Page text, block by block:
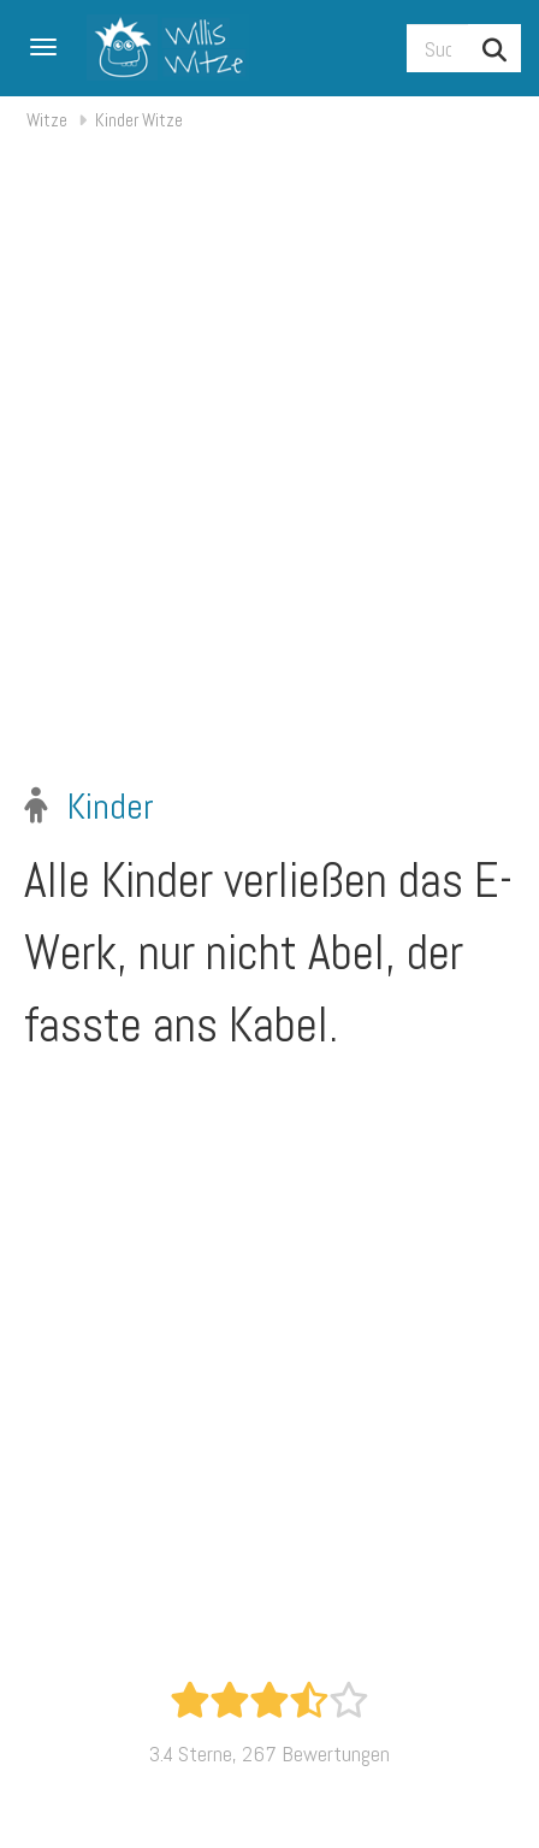
Toggle navigation
Witze Kinder Witze
Kinder
Alle Kinder verließen das E-
Werk, nur nicht Abel, der
fasste ans Kabel.
3.4 Sterne, 267 Bewertungen